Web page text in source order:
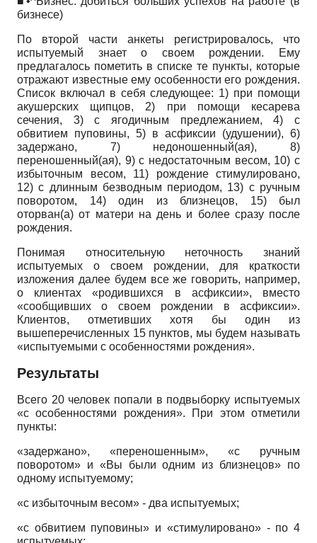
бизнесе)
По второй части анкеты регистрировалось, что
испытуемый знает о своем рождении. Ему
предлагалось пометить в списке те пункты, которые
отражают известные ему особенности его рождения.
Список включал в себя следующее: 1) при помощи
акушерских щипцов, 2) при помощи кесарева
сечения, 3) с ягодичным предлежанием, 4) с
обвитием пуповины, 5) в асфиксии (удушении), 6)
задержано, 7) недоношенный(ая), 8)
переношенный(ая), 9) с недостаточным весом, 10) с
избыточным весом, 11) рождение стимулировано,
12) с длинным безводным периодом, 13) с ручным
поворотом, 14) один из близнецов, 15) был
оторван(а) от матери на день и более сразу после
рождения.
Понимая относительную неточность знаний
испытуемых о своем рождении, для краткости
изложения далее будем все же говорить, например,
о клиентах «родившихся в асфиксии», вместо
«сообщивших о своем рождении в асфиксии».
Клиентов, отметивших хотя бы один из
вышеперечисленных 15 пунктов, мы будем называть
«испытуемыми с особенностями рождения».
Результаты
Всего 20 человек попали в подвыборку испытуемых
«с особенностями рождения». При этом отметили
пункты:
«задержано», «переношенным», «с ручным
поворотом» и «Вы были одним из близнецов» по
одному испытуемому;
«с избыточным весом» - два испытуемых;
«с обвитием пуповины» и «стимулировано» - по 4